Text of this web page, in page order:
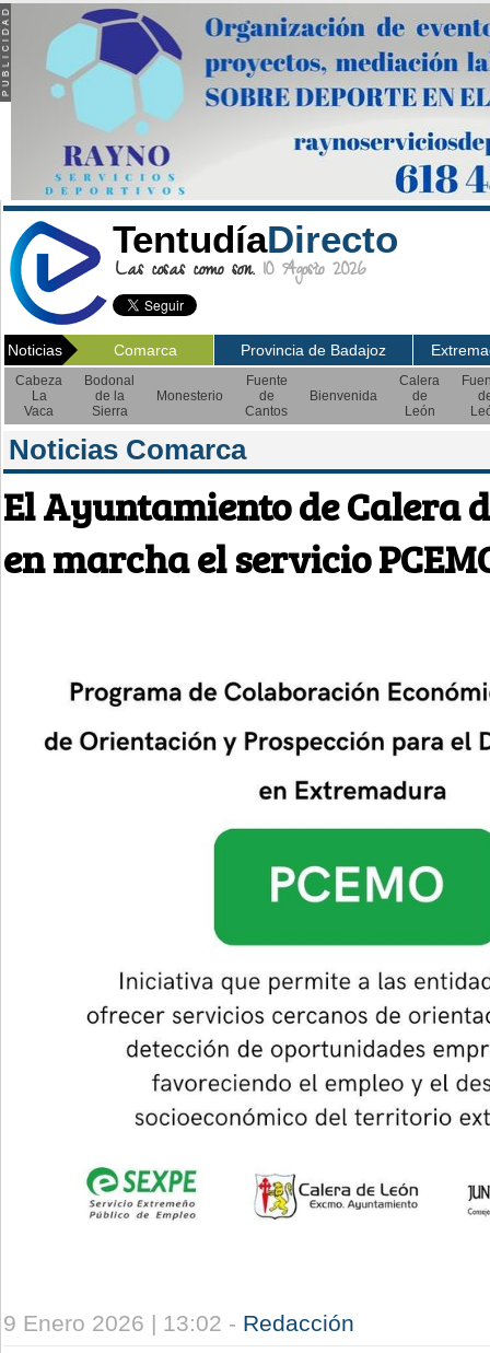
TentudíaDirecto
Las cosas como son. 10 Agosto 2026
Noticias Comarca Provincia de Badajoz
Cabeza
La
Vaca
Bodonal
de la
Sierra
Monesterio
Fuente
de
Cantos
Bienvenida
Calera
de
León
Noticias Comarca
El Ayuntamiento de Calera
en marcha el servicio
9 Enero 2026 | 13:02 - Redacción